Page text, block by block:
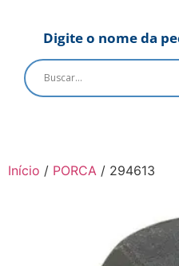
Digite o nome da
Início / PORCA / 294613